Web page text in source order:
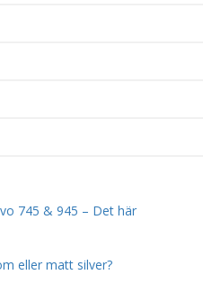
745 & 945 – Det här
eller matt silver?